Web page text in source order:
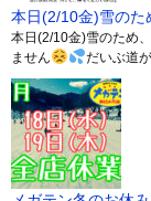
本日(2/10金)雪のた
本日(2/10金)雪のため
ません
だいぶ道